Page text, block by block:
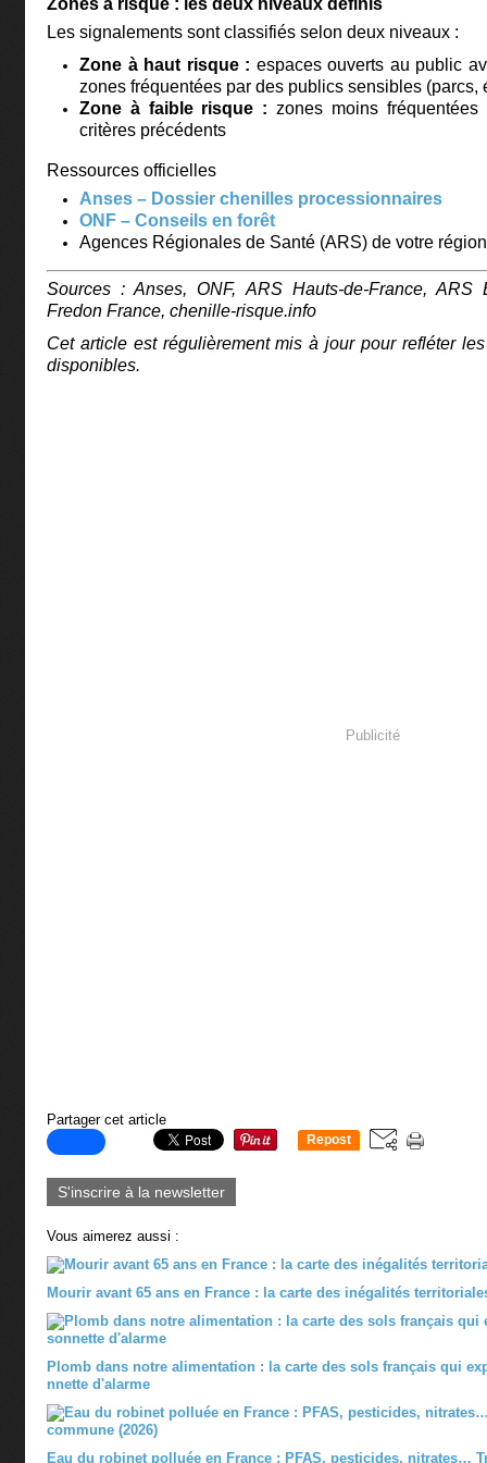
Les signalements sont classifiés selon deux niveaux :
Zone à haut risque : espaces ouverts au public
zones fréquentées par des publics sensibles (parcs,
Zone à faible risque : zones moins
critères précédents
Ressources officielles
Anses – Dossier chenilles processionnaires
ONF – Conseils en forêt
Agences Régionales de Santé (ARS) de votre région
Sources : Anses, ONF, ARS Hauts-de-France, ARS
Fredon France, chenille-risque.info
Cet article est régulièrement mis à jour pour refléter
disponibles.
Publicité
Partager cet article
Repost
S'inscrire à la newsletter
Vous aimerez aussi :
Mourir avant 65 ans en France : la carte des inégalités
Plomb dans notre alimentation : la carte des sols français qui
nnette d'alarme
Eau du robinet polluée en France : PFAS, pesticides, nitrates…